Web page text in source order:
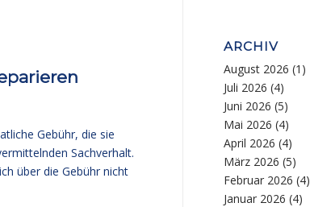
Gebühr, die sie
Sachverhalt.
über die Gebühr nicht
ARCHIV
August 2026 (1)
Juli 2026 (4)
Juni 2026 (5)
Mai 2026 (4)
April 2026 (4)
März 2026 (5)
Februar 2026 (4)
Januar 2026 (4)